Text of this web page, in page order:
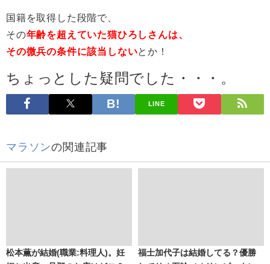
国籍を取得した段階で、
その年齢を超えていた猫ひろしさんは、
その微兵の条件に該当しないとか！
ちょっとした疑問でした・・・。
LINE
マラソンの関連記事
松本薫が結婚(職業:料理人)。妊
福士加代子は結婚してる？優勝